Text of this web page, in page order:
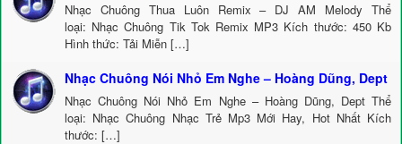
Nhạc Chuông Thua Luôn Remix – DJ AM Melody Thể
loại: Nhạc Chuông Tik Tok Remix MP3 Kích thước: 450 Kb
Hình thức: Tải Miễn […]
Nhạc Chuông Nói Nhỏ Em Nghe – Hoàng Dũng, Dept
Nhạc Chuông Nói Nhỏ Em Nghe – Hoàng Dũng, Dept Thể
loại: Nhạc Chuông Nhạc Trẻ Mp3 Mới Hay, Hot Nhất Kích
thước: […]